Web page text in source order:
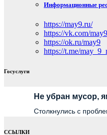
Информационные
https://may9.ru/
https://vk.com/
https://ok.ru/may9
https://t.me/
Госуслуги
Не убран мусор,
Столкнулись с
ССЫЛКИ